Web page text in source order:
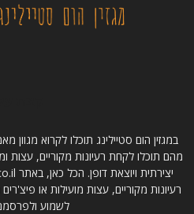
במגזין הום סטיילינג תוכלו לקרוא מגוון
מהם תוכלו לקחת רעיונות מקוריים, עצות
רעיונות מקוריים, עצות מועילות או
לשמוע